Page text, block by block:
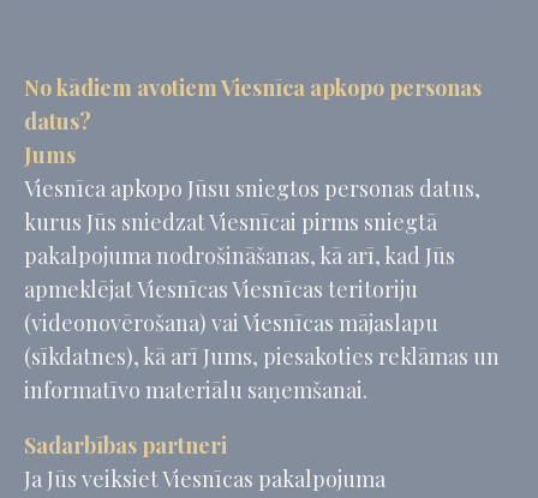
No kādiem avotiem Viesnīca apkopo personas
datus?
Jums
Viesnīca apkopo Jūsu sniegtos personas datus,
kurus Jūs sniedzat Viesnīcai pirms sniegtā
pakalpojuma nodrošināšanas, kā arī, kad Jūs
apmeklējat Viesnīcas Viesnīcas teritoriju
(videonovērošana) vai Viesnīcas mājaslapu
(sīkdatnes), kā arī Jums, piesakoties reklāmas un
informatīvo materiālu saņemšanai.
Sadarbības partneri
Ja Jūs veiksiet Viesnīcas pakalpojuma